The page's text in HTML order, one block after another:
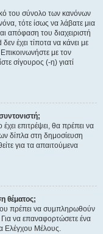
του σύνολο των κανόνων
τότε ίσως να λάβατε μια
απόφαση του διαχειριστή
έχει τίποτα να κάνει με
με τον
σίγουρος (-η) γιατί
επιτρέψει, θα πρέπει να
δίπλα στη δημοσίευση
για τα απαιτούμενα
θέματος;
πρέπει να συμπληρωθούν
να επαναφορτώσετε ένα
Ελέγχου Μέλους.